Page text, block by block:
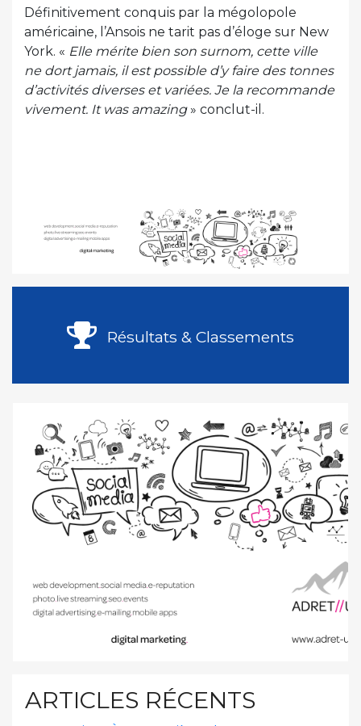
Définitivement conquis par la mégolopole
américaine, l’Ansois ne tarit pas d’éloge sur New
York. « Elle mérite bien son surnom, cette ville
ne dort jamais, il est possible d’y faire des tonnes
d’activités diverses et variées. Je la recommande
vivement. It was amazing» conclut-il.
Résultats & Classements
ARTICLES RÉCENTS